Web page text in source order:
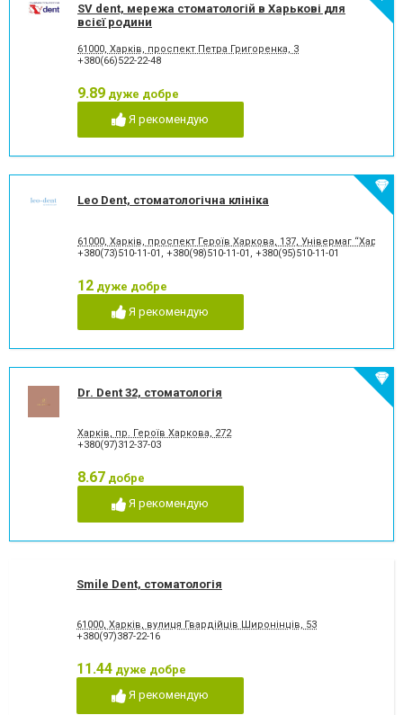
SV dent, мережа стоматологій в Харькові для
всієї родини
61000, Харків, проспект Петра Григоренка, 3
+380(66)522-22-48
9.89 дуже добре
Я рекомендую
Leo Dent, стоматологічна клініка
61000, Харків, проспект Героїв Харкова, 137, Універмаг
+380(73)510-11-01 , +380(98)510-11-01 , +380(95)510-11-01
12 дуже добре
Я рекомендую
Dr. Dent 32, стоматологія
Харків, пр. Героїв Харкова, 272
+380(97)312-37-03
8.67 добре
Я рекомендую
Smile Dent, стоматологія
61000, Харків, вулиця Гвардійців Широнінців, 53
+380(97)387-22-16
11.44 дуже добре
Я рекомендую